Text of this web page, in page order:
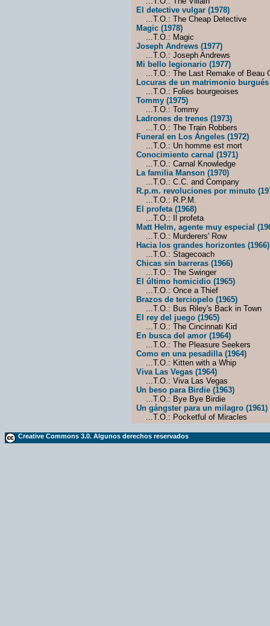
El detective vulgar (1978)
...T.O.: The Cheap Detective
Magic (1978)
...T.O.: Magic
Joseph Andrews (1977)
...T.O.: Joseph Andrews
Mi bello legionario (1977)
...T.O.: The Last Remake of Beau
Locuras de un matrimonio burgués
...T.O.: Folies bourgeoises
Tommy (1975)
...T.O.: Tommy
Ladrones de trenes (1973)
...T.O.: The Train Robbers
Funeral en Los Ángeles (1972)
...T.O.: Un homme est mort
Conocimiento carnal (1971)
...T.O.: Carnal Knowledge
La familia Manson (1970)
...T.O.: C.C. and Company
R.p.m. revoluciones por minuto
...T.O.: R.P.M.
El profeta (1968)
...T.O.: Il profeta
Matt Helm, agente muy especial
...T.O.: Murderers' Row
Hacia los grandes horizontes (1966)
...T.O.: Stagecoach
Chicas sin barreras (1966)
...T.O.: The Swinger
El último homicidio (1965)
...T.O.: Once a Thief
Brazos de terciopelo (1965)
...T.O.: Bus Riley's Back in Town
El rey del juego (1965)
...T.O.: The Cincinnati Kid
En busca del amor (1964)
...T.O.: The Pleasure Seekers
Como en una pesadilla (1964)
...T.O.: Kitten with a Whip
Viva Las Vegas (1964)
...T.O.: Viva Las Vegas
Un beso para Birdie (1963)
...T.O.: Bye Bye Birdie
Un gángster para un milagro (1961)
...T.O.: Pocketful of Miracles
Creative Commons 3.0. Algunos derechos reservados